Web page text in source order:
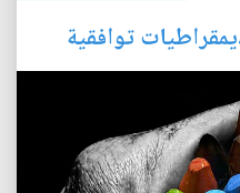
توافقية